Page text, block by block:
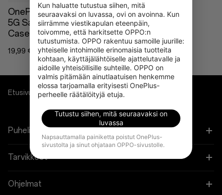
OnePlus Nord CE4 Lite
5G Sandstone Bumper
Case
19,99 €
Etusivu Cases & Protection
Puhelimet
OnePlus 15
Tarvikkeet
Tabletti
Ohjelmat
Kun haluatte tutustua siihen, mitä
seuraavaksi on luvassa, ovi on avoinna. Kun
siirrämme viestikapulan eteenpäin,
toivomme, että harkitsette OPPO:n
tutustumista. OPPO rakentuu samoille juurille:
yhteiselle intohimolle erinomaisia tuotteita
kohtaan, käyttäjälähtöiselle ajattelutavalle ja
aidoille yhteisöllisille suhteille. OPPO on
valmis pitämään ainutlaatuisen henkemme
elossa tarjoamalla erityisesti OnePlus-
perheelle räätälöityjä etuja.
Tutustu siihen, mitä seuraavaksi on
luvassa
Napsauttamalla painiketta poistut OnePlus-
sivustolta ja sinut ohjataan OPPO-sivustolle.